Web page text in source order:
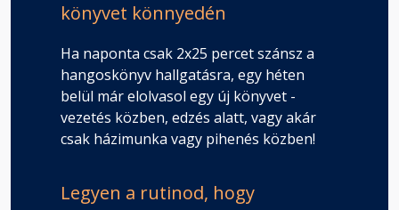
könyvet könnyedén
Ha naponta csak 2x25 percet szánsz a
hangoskönyv hallgatásra, egy héten
belül már elolvasol egy új könyvet -
vezetés közben, edzés alatt, vagy akár
csak házimunka vagy pihenés közben!
Legyen a rutinod, hogy